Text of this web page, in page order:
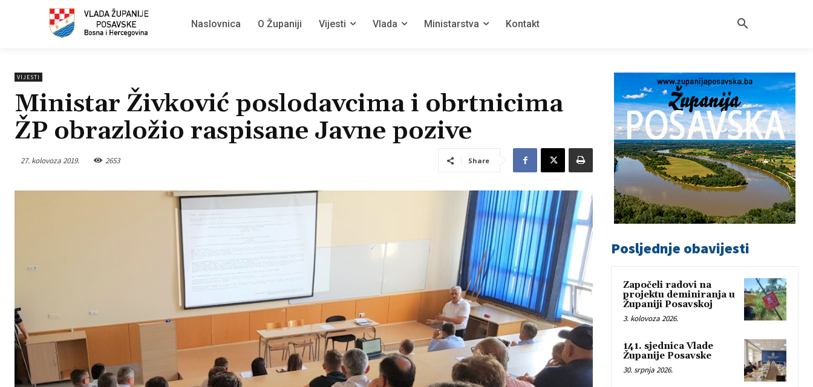
Naslovnica O Županiji Vijesti Vlada Ministarstva Kontakt
VIJESTI
Ministar Živković poslodavcima i obrtnicima
ŽP obrazložio raspisane Javne pozive
27. kolovoza 2019. 2653 Share
Posljednje obavijesti
Započeli radovi na
projektu deminiranja u
Županiji Posavskoj
3. kolovoza 2026.
141. sjednica Vlade
Županije Posavske
30. srpnja 2026.